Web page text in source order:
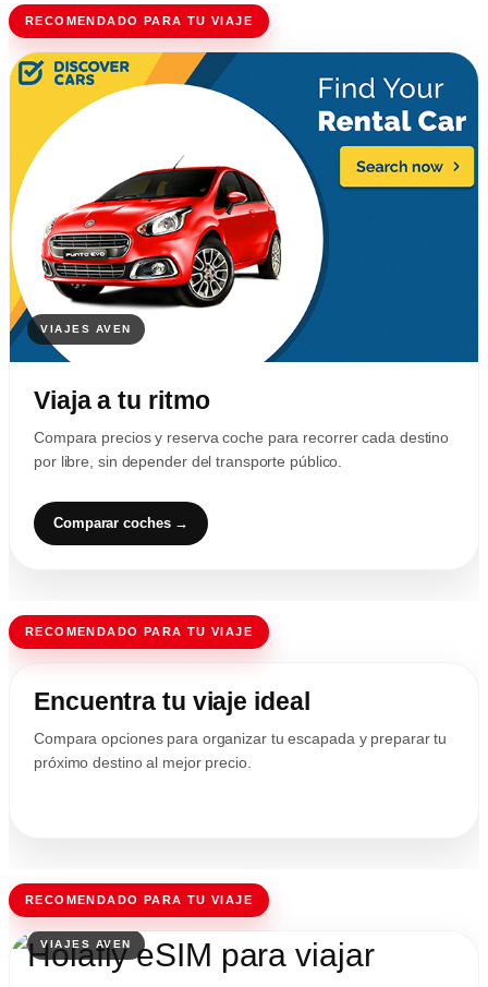
RECOMENDADO PARA TU VIAJE
Viaja a tu ritmo
Compara precios y reserva coche para recorrer cada destino
por libre, sin depender del transporte público.
Comparar coches →
RECOMENDADO PARA TU VIAJE
Encuentra tu viaje ideal
Compara opciones para organizar tu escapada y preparar tu
próximo destino al mejor precio.
RECOMENDADO PARA TU VIAJE